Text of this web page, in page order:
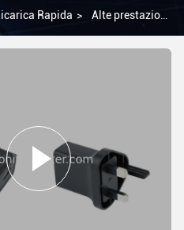
Rapida > Alte prestazioni